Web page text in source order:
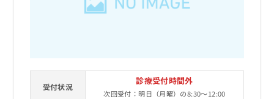
受付状況
診療受付時間外
次回受付：明日（月曜）の8:30～12:00